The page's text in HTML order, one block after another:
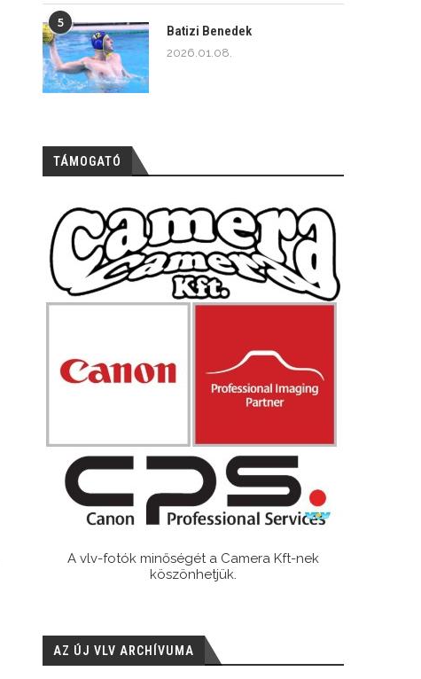
5
Batizi Benedek
2026.01.08.
TÁMOGATÓ
A vlv-fotók minőségét a Camera Kft-nek
köszönhetjük.
AZ ÚJ VLV ARCHÍVUMA